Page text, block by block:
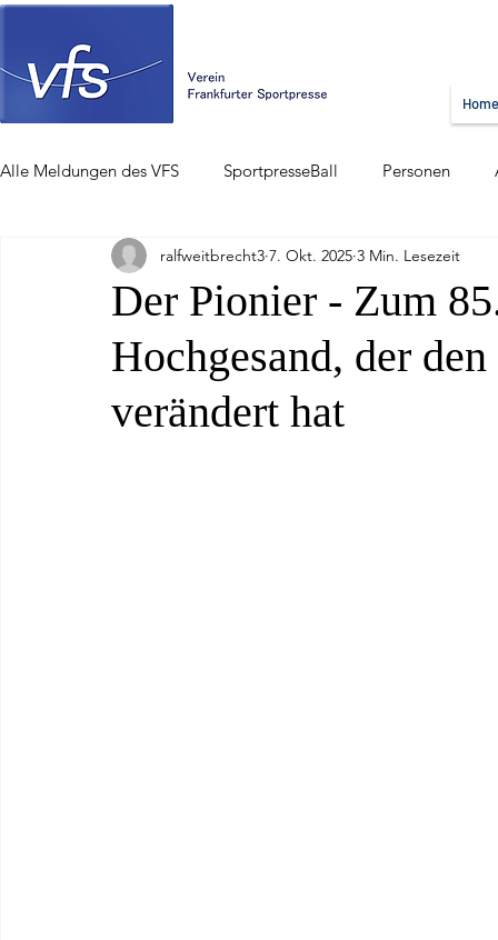
Home
Alle Meldungen des VFS SportpresseBall Personen
Der Pionier - Zum
Hochgesand, der
verändert hat
ralfweitbrecht3 7. Okt. 2025 3 Min. Lesezeit